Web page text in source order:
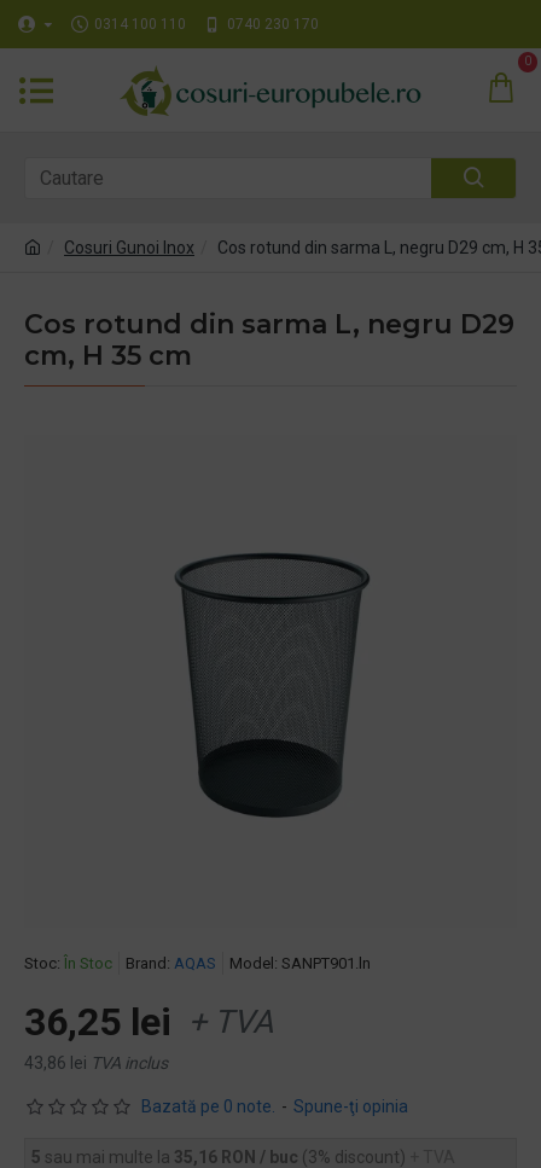
0314 100 110 0740 230 170
0
Cosuri Gunoi Inox Cos rotund din sarma L, negru D29 cm, H
Cos rotund din sarma L, negru D29
cm, H 35 cm
Stoc: În Stoc Brand: AQAS Model: SANPT901.ln
Bazată pe 0 note. - Spune-ţi opinia
36,25 lei + TVA
43,86 lei TVA inclus
5 sau mai multe la 35,16 RON / buc (3% discount)